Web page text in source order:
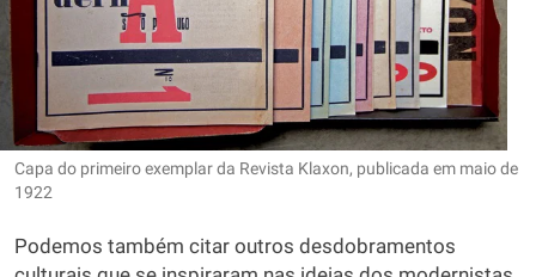
Capa do primeiro exemplar da Revista Klaxon, publicada em maio de
1922
Podemos também citar outros desdobramentos